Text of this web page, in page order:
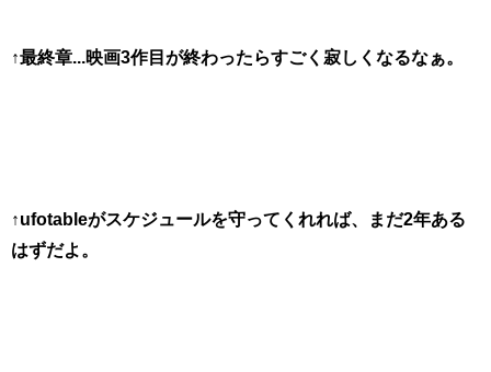
↑最終章...映画3作目が終わったらすごく寂しくなるなぁ。
↑ufotableがスケジュールを守ってくれれば、まだ2年ある
はずだよ。